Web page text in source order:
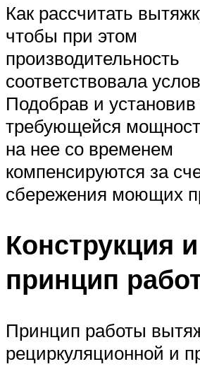
Как рассчитать
чтобы при этом
производительность
соответствовала
Подобрав и
требующейся
на нее со временем
компенсируются за
сбережения моющих
Конструкция и
принцип
Принцип работы
рециркуляционной и